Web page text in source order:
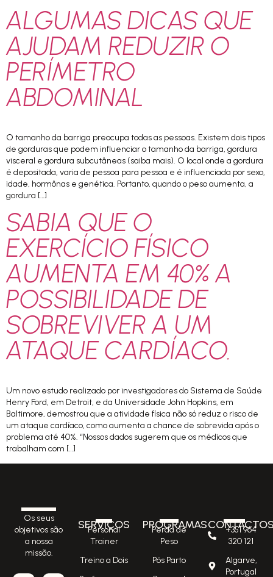
ALGUMAS DICAS QUE
AJUDAM REDUZIR O
PERÍMETRO
ABDOMINAL
O tamanho da barriga preocupa todas as pessoas. Existem dois tipos
de gorduras que podem influenciar o tamanho da barriga, gordura
visceral e gordura subcutâneas (saiba mais). O local onde a gordura
é depositada, varia de pessoa para pessoa e é influenciada por sexo,
idade, hormônas e genética. Portanto, quando o peso aumenta, a
gordura […]
SABIA QUE O
EXERCÍCIO FÍSICO
AUMENTA EM 40% A
POSSIBILIDADE DE
SOBREVIVER A UM
ATAQUE CARDÍACO.
Um novo estudo realizado por investigadores do Sistema de Saúde
Henry Ford, em Detroit, e da Universidade John Hopkins, em
Baltimore, demostrou que a atividade física não só reduz o risco de
um ataque cardíaco, como aumenta a chance de sobrevida após o
problema até 40%. “Nossos dados sugerem que os médicos que
trabalham com […]
Os seus
objetivos são
a nossa
missão.
SERVIÇOS
Personal
Trainer
Treino a Dois
PROGRAMAS
Perda de
Peso
Pós Parto
+351 964
320 121
Algarve,
Portugal